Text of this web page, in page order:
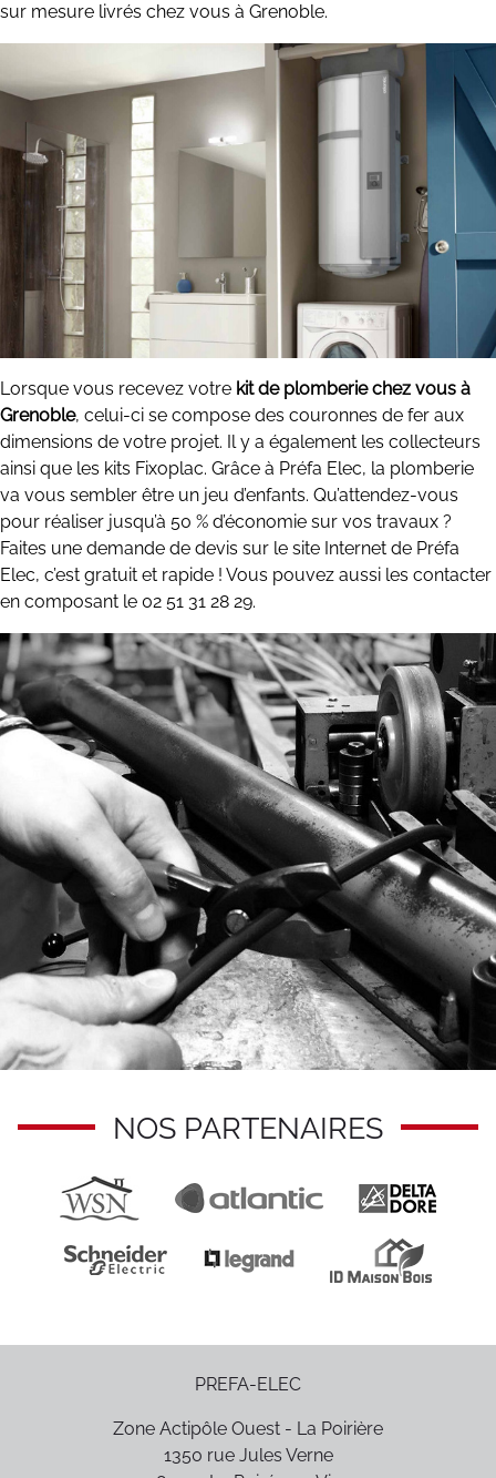
sur mesure livrés chez vous à Grenoble.
Lorsque vous recevez votre kit de plomberie chez vous à
Grenoble, celui-ci se compose des couronnes de fer aux
dimensions de votre projet. Il y a également les collecteurs
ainsi que les kits Fixoplac. Grâce à Préfa Elec, la plomberie
va vous sembler être un jeu d’enfants. Qu’attendez-vous
pour réaliser jusqu’à 50 % d’économie sur vos travaux ?
Faites une demande de devis sur le site Internet de Préfa
Elec, c’est gratuit et rapide ! Vous pouvez aussi les contacter
en composant le 02 51 31 28 29.
NOS PARTENAIRES
PREFA-ELEC
Zone Actipôle Ouest - La Poirière
1350 rue Jules Verne